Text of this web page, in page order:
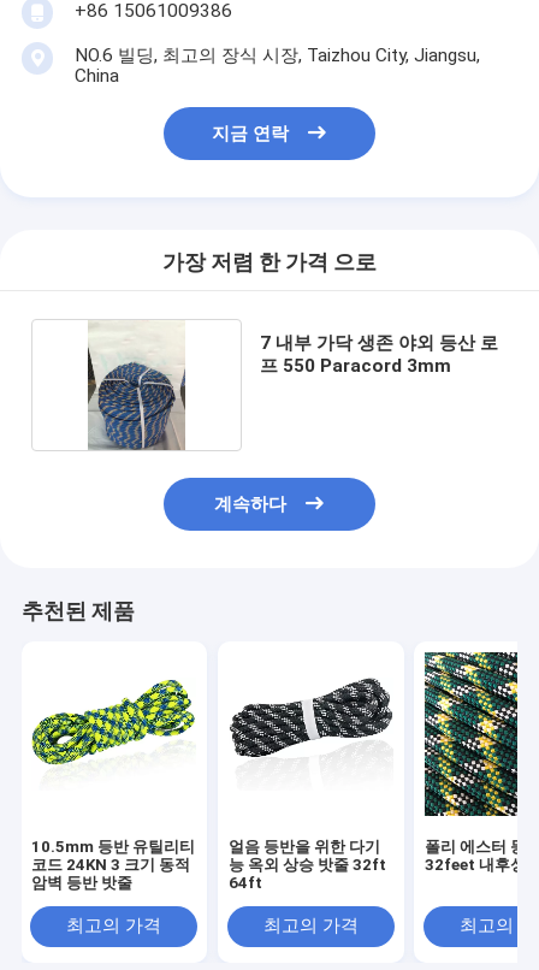
+86 15061009386
NO.6 빌딩, 최고의 장식 시장, Taizhou City, Jiangsu,
China
지금 연락
가장 저렴 한 가격 으로
7 내부 가닥 생존 야외 등산 로
프 550 Paracord 3mm
계속하다
추천된 제품
10.5mm 등반 유틸리티
코드 24KN 3 크기 동적
암벽 등반 밧줄
최고의 가격
얼음 등반을 위한 다기
능 옥외 상승 밧줄 32ft
64ft
최고의 가격
폴리 에스터 등
32feet 내후성
최고의